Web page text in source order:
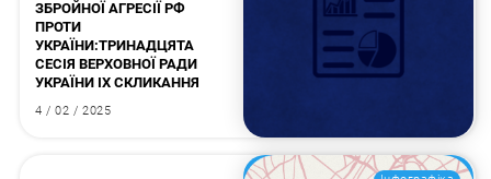
Пошук за запитом:
ЗБРОЙНОЇ АГРЕСІЇ РФ
ПРОТИ
УКРАЇНИ:ТРИНАДЦЯТА
СЕСІЯ ВЕРХОВНОЇ РАДИ
УКРАЇНИ IX СКЛИКАННЯ
4 / 02 / 2025